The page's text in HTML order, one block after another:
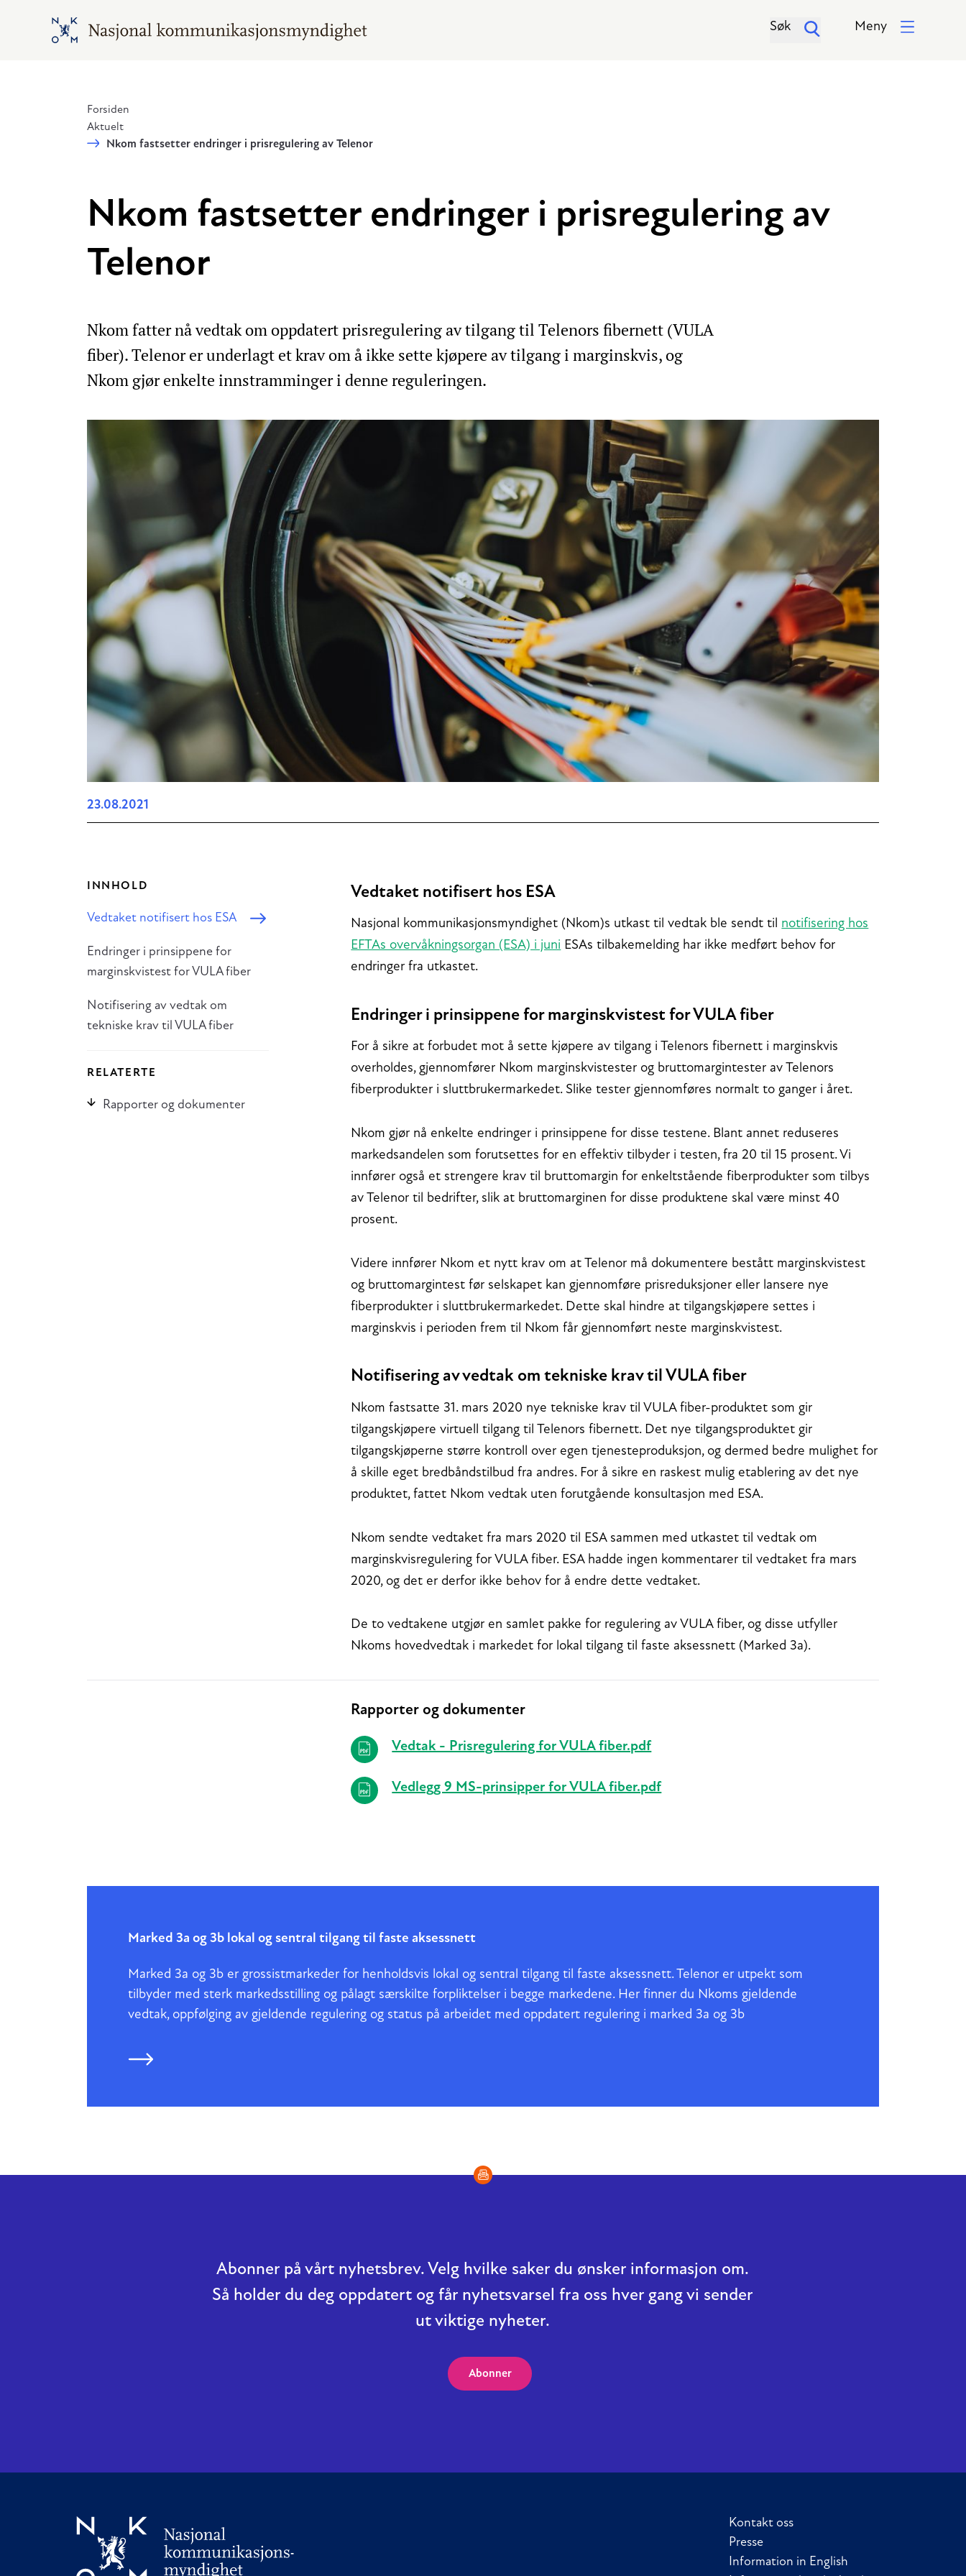
Hopp til hovedinnhold
Gå til hovedsiden Søk Meny
Forsiden
Aktuelt
Nkom fastsetter endringer i prisregulering av Telenor
Nkom fastsetter endringer i prisregulering av
Telenor
Nkom fatter nå vedtak om oppdatert prisregulering av tilgang til Telenors fibernett (VULA
fiber). Telenor er underlagt et krav om å ikke sette kjøpere av tilgang i marginskvis, og
Nkom gjør enkelte innstramminger i denne reguleringen.
23.08.2021
INNHOLD
Vedtaket notifisert hos ESA
Endringer i prinsippene for
marginskvistest for VULA fiber
Notifisering av vedtak om
tekniske krav til VULA fiber
RELATERTE
Rapporter og dokumenter
Vedtaket notifisert hos ESA
Nasjonal kommunikasjonsmyndighet (Nkom)s utkast til vedtak ble sendt til notifisering hos
EFTAs overvåkningsorgan (ESA) i juni ESAs tilbakemelding har ikke medført behov for
endringer fra utkastet.
Endringer i prinsippene for marginskvistest for VULA fiber
For å sikre at forbudet mot å sette kjøpere av tilgang i Telenors fibernett i marginskvis
overholdes, gjennomfører Nkom marginskvistester og bruttomargintester av Telenors
fiberprodukter i sluttbrukermarkedet. Slike tester gjennomføres normalt to ganger i året.
Nkom gjør nå enkelte endringer i prinsippene for disse testene. Blant annet reduseres
markedsandelen som forutsettes for en effektiv tilbyder i testen, fra 20 til 15 prosent. Vi
innfører også et strengere krav til bruttomargin for enkeltstående fiberprodukter som tilbys
av Telenor til bedrifter, slik at bruttomarginen for disse produktene skal være minst 40
prosent.
Videre innfører Nkom et nytt krav om at Telenor må dokumentere bestått marginskvistest
og bruttomargintest før selskapet kan gjennomføre prisreduksjoner eller lansere nye
fiberprodukter i sluttbrukermarkedet. Dette skal hindre at tilgangskjøpere settes i
marginskvis i perioden frem til Nkom får gjennomført neste marginskvistest.
Notifisering av vedtak om tekniske krav til VULA fiber
Nkom fastsatte 31. mars 2020 nye tekniske krav til VULA fiber-produktet som gir
tilgangskjøpere virtuell tilgang til Telenors fibernett. Det nye tilgangsproduktet gir
tilgangskjøperne større kontroll over egen tjenesteproduksjon, og dermed bedre mulighet for
å skille eget bredbåndstilbud fra andres. For å sikre en raskest mulig etablering av det nye
produktet, fattet Nkom vedtak uten forutgående konsultasjon med ESA.
Nkom sendte vedtaket fra mars 2020 til ESA sammen med utkastet til vedtak om
marginskvisregulering for VULA fiber. ESA hadde ingen kommentarer til vedtaket fra mars
2020, og det er derfor ikke behov for å endre dette vedtaket.
De to vedtakene utgjør en samlet pakke for regulering av VULA fiber, og disse utfyller
Nkoms hovedvedtak i markedet for lokal tilgang til faste aksessnett (Marked 3a).
Relaterte
Rapporter og dokumenter
Vedtak - Prisregulering for VULA fiber.pdf
Vedlegg 9 MS-prinsipper for VULA fiber.pdf
Marked 3a og 3b lokal og sentral tilgang til faste aksessnett
Marked 3a og 3b er grossistmarkeder for henholdsvis lokal og sentral tilgang til faste aksessnett. Telenor er utpekt som
tilbyder med sterk markedsstilling og pålagt særskilte forpliktelser i begge markedene. Her finner du Nkoms gjeldende
vedtak, oppfølging av gjeldende regulering og status på arbeidet med oppdatert regulering i marked 3a og 3b
Abonner på vårt nyhetsbrev. Velg hvilke saker du ønsker informasjon om.
Så holder du deg oppdatert og får nyhetsvarsel fra oss hver gang vi sender
ut viktige nyheter.
Abonner
Kontakt oss
Presse
Information in English